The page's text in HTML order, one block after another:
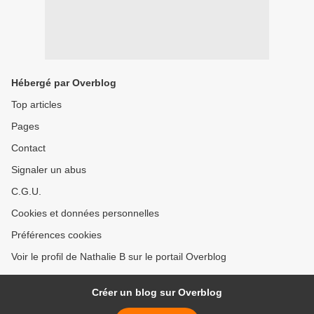
Hébergé par Overblog
Top articles
Pages
Contact
Signaler un abus
C.G.U.
Cookies et données personnelles
Préférences cookies
Voir le profil de Nathalie B sur le portail Overblog
Créer un blog sur Overblog